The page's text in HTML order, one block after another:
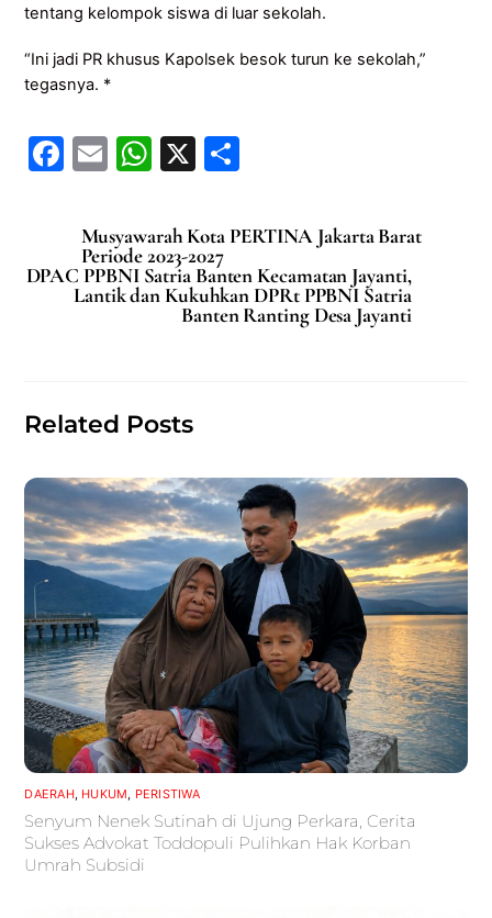
tentang kelompok siswa di luar sekolah.
“Ini jadi PR khusus Kapolsek besok turun ke sekolah,”
tegasnya. *
F
c
e
b
E
ai
l
W
at
s
A
X
ar
e
Musyawarah Kota PERTINA Jakarta Barat
Periode 2023-2027
DPAC PPBNI Satria Banten Kecamatan Jayanti,
Lantik dan Kukuhkan DPRt PPBNI Satria
Banten Ranting Desa Jayanti
Related Posts
DAERAH, HUKUM, PERISTIWA
Senyum Nenek Sutinah di Ujung Perkara, Cerita
Sukses Advokat Toddopuli Pulihkan Hak Korban
Umrah Subsidi